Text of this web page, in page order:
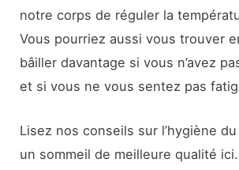
notre corps de réguler la
Vous pourriez aussi vous trouver
bâiller davantage si vous n’avez
et si vous ne vous sentez pas
Lisez nos conseils sur l’hygiène
un sommeil de meilleure qualité ici.